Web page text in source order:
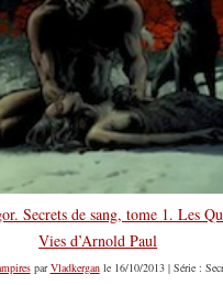
Secrets de sang, tome 1. Les
Vies d’Arnold Paul
parVladkerganle 16/10/2013 | Série :